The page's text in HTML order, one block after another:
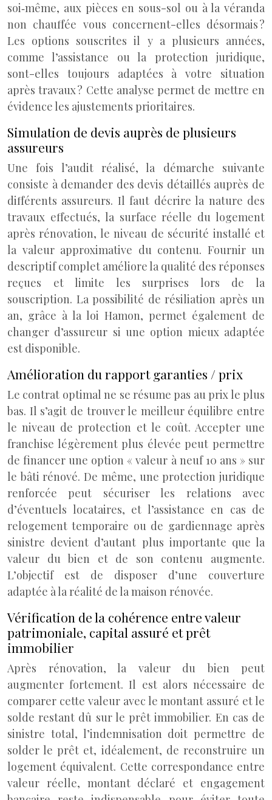
soi‑même, aux pièces en sous-sol ou à la véranda
non chauffée vous concernent-elles désormais ?
Les options souscrites il y a plusieurs années,
comme l’assistance ou la protection juridique,
sont-elles toujours adaptées à votre situation
après travaux ? Cette analyse permet de mettre en
évidence les ajustements prioritaires.
Simulation de devis auprès de plusieurs
assureurs
Une fois l’audit réalisé, la démarche suivante
consiste à demander des devis détaillés auprès de
différents assureurs. Il faut décrire la nature des
travaux effectués, la surface réelle du logement
après rénovation, le niveau de sécurité installé et
la valeur approximative du contenu. Fournir un
descriptif complet améliore la qualité des réponses
reçues et limite les surprises lors de la
souscription. La possibilité de résiliation après un
an, grâce à la loi Hamon, permet également de
changer d’assureur si une option mieux adaptée
est disponible.
Amélioration du rapport garanties / prix
Le contrat optimal ne se résume pas au prix le plus
bas. Il s’agit de trouver le meilleur équilibre entre
le niveau de protection et le coût. Accepter une
franchise légèrement plus élevée peut permettre
de financer une option « valeur à neuf 10 ans » sur
le bâti rénové. De même, une protection juridique
renforcée peut sécuriser les relations avec
d’éventuels locataires, et l’assistance en cas de
relogement temporaire ou de gardiennage après
sinistre devient d’autant plus importante que la
valeur du bien et de son contenu augmente.
L’objectif est de disposer d’une couverture
adaptée à la réalité de la maison rénovée.
Vérification de la cohérence entre valeur
patrimoniale, capital assuré et prêt
immobilier
Après rénovation, la valeur du bien peut
augmenter fortement. Il est alors nécessaire de
comparer cette valeur avec le montant assuré et le
solde restant dû sur le prêt immobilier. En cas de
sinistre total, l’indemnisation doit permettre de
solder le prêt et, idéalement, de reconstruire un
logement équivalent. Cette correspondance entre
valeur réelle, montant déclaré et engagement